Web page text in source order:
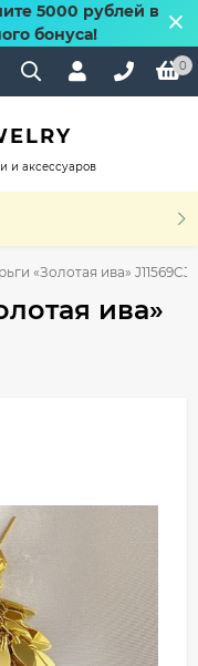
5000 рублей в
бонуса!
0
и аксессуаров
«Золотая ива» J11569CJJ
ива»